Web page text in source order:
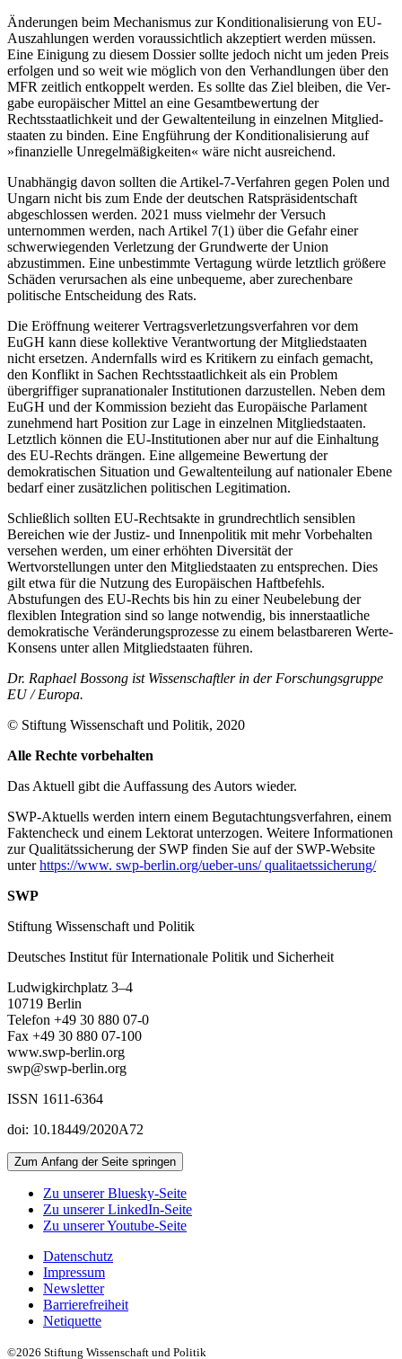
Änderungen beim Mechanismus zur Konditionalisierung von EU-
Auszahlungen werden voraussichtlich akzeptiert werden müssen.
Eine Einigung zu diesem Dossier sollte jedoch nicht um jeden Preis
erfolgen und so weit wie möglich von den Verhandlungen über den
MFR zeitlich entkoppelt wer­den. Es sollte das Ziel bleiben, die Ver­
gabe europäischer Mittel an eine Gesamtbewertung der
Rechtsstaatlichkeit und der Gewaltenteilung in einzelnen Mitglied­
staaten zu binden. Eine Engführung der Konditionalisierung auf
»finanzielle Un­regel­mäßigkeiten« wäre nicht ausreichend.
Unabhängig davon sollten die Artikel-7-Verfahren gegen Polen und
Ungarn nicht bis zum Ende der deutschen Ratspräsidentschaft
abgeschlossen werden. 2021 muss vielmehr der Versuch
unternommen wer­den, nach Artikel 7(1) über die Gefahr einer
schwerwiegenden Verletzung der Grundwerte der Union
abzustimmen. Eine un­bestimmte Vertagung würde letztlich grö­ßere
Schäden verursachen als eine un­bequeme, aber zurechenbare
politische Entscheidung des Rats.
Die Eröffnung weiterer Vertragsverletzungsverfahren vor dem
EuGH kann diese kollektive Verantwortung der Mitgliedstaaten
nicht ersetzen. Andernfalls wird es Kri­tikern zu einfach gemacht,
den Konflikt in Sachen Rechtsstaatlichkeit als ein Problem
übergriffiger supranationaler Institutionen darzustellen. Neben dem
EuGH und der Kommission bezieht das Europäische Par­la­ment
zunehmend hart Position zur Lage in einzelnen Mitgliedstaaten.
Letztlich kön­nen die EU-Institutionen aber nur auf die Ein­haltung
des EU-Rechts drängen. Eine all­gemeine Bewertung der
demokratischen Situation und Gewaltenteilung auf natio­naler Ebene
bedarf einer zusätzlichen poli­tischen Legitimation.
Schließlich sollten EU-Rechtsakte in grundrechtlich sensiblen
Bereichen wie der Justiz- und Innenpolitik mit mehr Vor­behal­ten
versehen werden, um einer erhöhten Diversität der
Wertvorstellungen unter den Mitgliedstaaten zu entsprechen. Dies
gilt etwa für die Nutzung des Europäischen Haftbefehls.
Abstufungen des EU-Rechts bis hin zu einer Neubelebung der
flexiblen Inte­gration sind so lange notwendig, bis innerstaatliche
demokratische Veränderungsprozesse zu einem belastbareren Werte-
Konsens unter allen Mitgliedstaaten führen.
Dr. Raphael Bossong ist Wissenschaftler in der Forschungsgruppe
EU / Europa.
© Stiftung Wissenschaft und Politik, 2020
Alle Rechte vorbehalten
Das Aktuell gibt die Auf­fassung des Autors wieder.
SWP-Aktuells werden intern einem Begutachtungsverfah­ren, einem
Faktencheck und einem Lektorat unterzogen. Weitere Informationen
zur Qualitätssicherung der SWP finden Sie auf der SWP-Website
unterhttps://www. swp-berlin.org/ueber-uns/ qualitaetssicherung/
SWP
Stiftung Wissenschaft und Politik
Deutsches Institut für Internationale Politik und Sicherheit
Ludwigkirchplatz 3–4
10719 Berlin
Telefon +49 30 880 07-0
Fax +49 30 880 07-100
www.swp-berlin.org
swp@swp-berlin.org
ISSN 1611-6364
doi: 10.18449/2020A72
Zum Anfang der Seite springen
Zu unserer Bluesky-Seite
Zu unserer LinkedIn-Seite
Zu unserer Youtube-Seite
Datenschutz
Impressum
Newsletter
Barrierefreiheit
Netiquette
©2026 Stiftung Wissenschaft und Politik